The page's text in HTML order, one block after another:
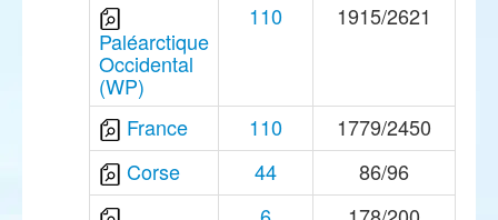
Paléarctique
Occidental
(WP)
110 1915/2621
France 110
1779/2450
Corse
44
86/96